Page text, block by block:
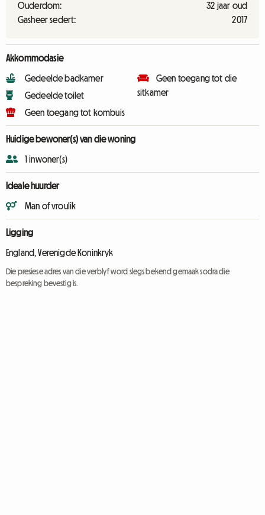
Ouderdom:
32 jaar oud
Gasheer sedert:
2017
Akkommodasie
Gedeelde badkamer
Gedeelde toilet
Geen toegang tot kombuis
Geen toegang tot die
sitkamer
Huidige bewoner(s) van die woning
1 inwoner(s)
Ideale huurder
Man of vroulik
Ligging
England, Verenigde Koninkryk
Die presiese adres van die verblyf word slegs bekend gemaak sodra die
bespreking bevestig is.